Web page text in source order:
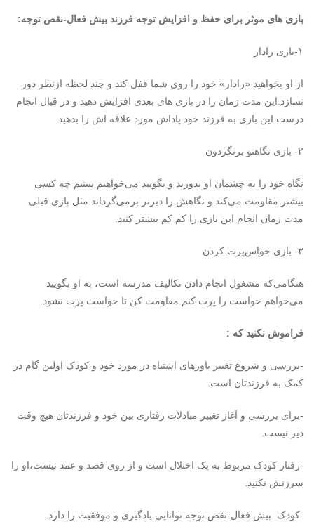
بازی های موثر برای حفظ و افزایش توجه فرزند بیش فعال-نقص توجه:
۱-بازی رادار
از او بخواهید «رادار» خود را روی شما قفل کند و چند لحظه ازنظر دور
نسازد.این مدت زمان را در بازی های بعدی افزایش دهید و در قبال انجام
درست این بازی به فرزند خود پاداش مورد علاقه اش را بدهید.
۲- بازی نگاهتو برنگردون
نگاه خود را به چشمان او بدوزید و بگویید می‌خواهیم ببینیم چه کسی
بیشتر مقاومت می‌کند و نگاهش را دیرتر برمی‌گرداند.مثل بازی قبلی
مدت زمان انجام این بازی را کم کم بیشتر کنید.
۳- بازی حواس‌پرت کردن
هنگامی‌که مشغول انجام دادن تکالیف مدرسه است، به او بگویید
می‌خواهم حواست را پرت کنم.مقاومت کن تا حواست پرت نشود.
فراموش نکنید که :
-بررسی و شروع تغییر باورهای اشتباه در مورد خود و کودک اولین گام در
کمک به فرزندتان است.
-برای بررسی و آغاز تغییر مبادلات رفتاری بین‌ خود و فرزندتان هیچ وقت
دیر نیست.
-رفتار کودک مربوط به یک اختلال است و از روی قصد و عمد نیست،او را
سرزنش نکنید.
-کودک بیش فعال-نقص توجه توانایی یادگیری و موفقیت را دارد.